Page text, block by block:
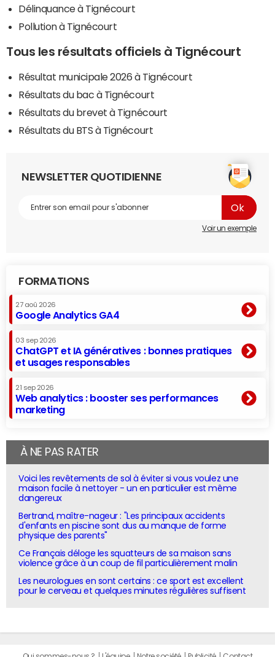
Délinquance à Tignécourt
Pollution à Tignécourt
Tous les résultats officiels à Tignécourt
Résultat municipale 2026 à Tignécourt
Résultats du bac à Tignécourt
Résultats du brevet à Tignécourt
Résultats du BTS à Tignécourt
NEWSLETTER QUOTIDIENNE
Voir un exemple
FORMATIONS
27 aoû 2026
Google Analytics GA4
03 sep 2026
ChatGPT et IA génératives : bonnes pratiques
et usages responsables
21 sep 2026
Web analytics : booster ses performances
marketing
À NE PAS RATER
Voici les revêtements de sol à éviter si vous voulez une
maison facile à nettoyer - un en particulier est même
dangereux
Bertrand, maître-nageur : "Les principaux accidents
d'enfants en piscine sont dus au manque de forme
physique des parents"
Ce Français déloge les squatteurs de sa maison sans
violence grâce à un coup de fil particulièrement malin
Les neurologues en sont certains : ce sport est excellent
pour le cerveau et quelques minutes régulières suffisent